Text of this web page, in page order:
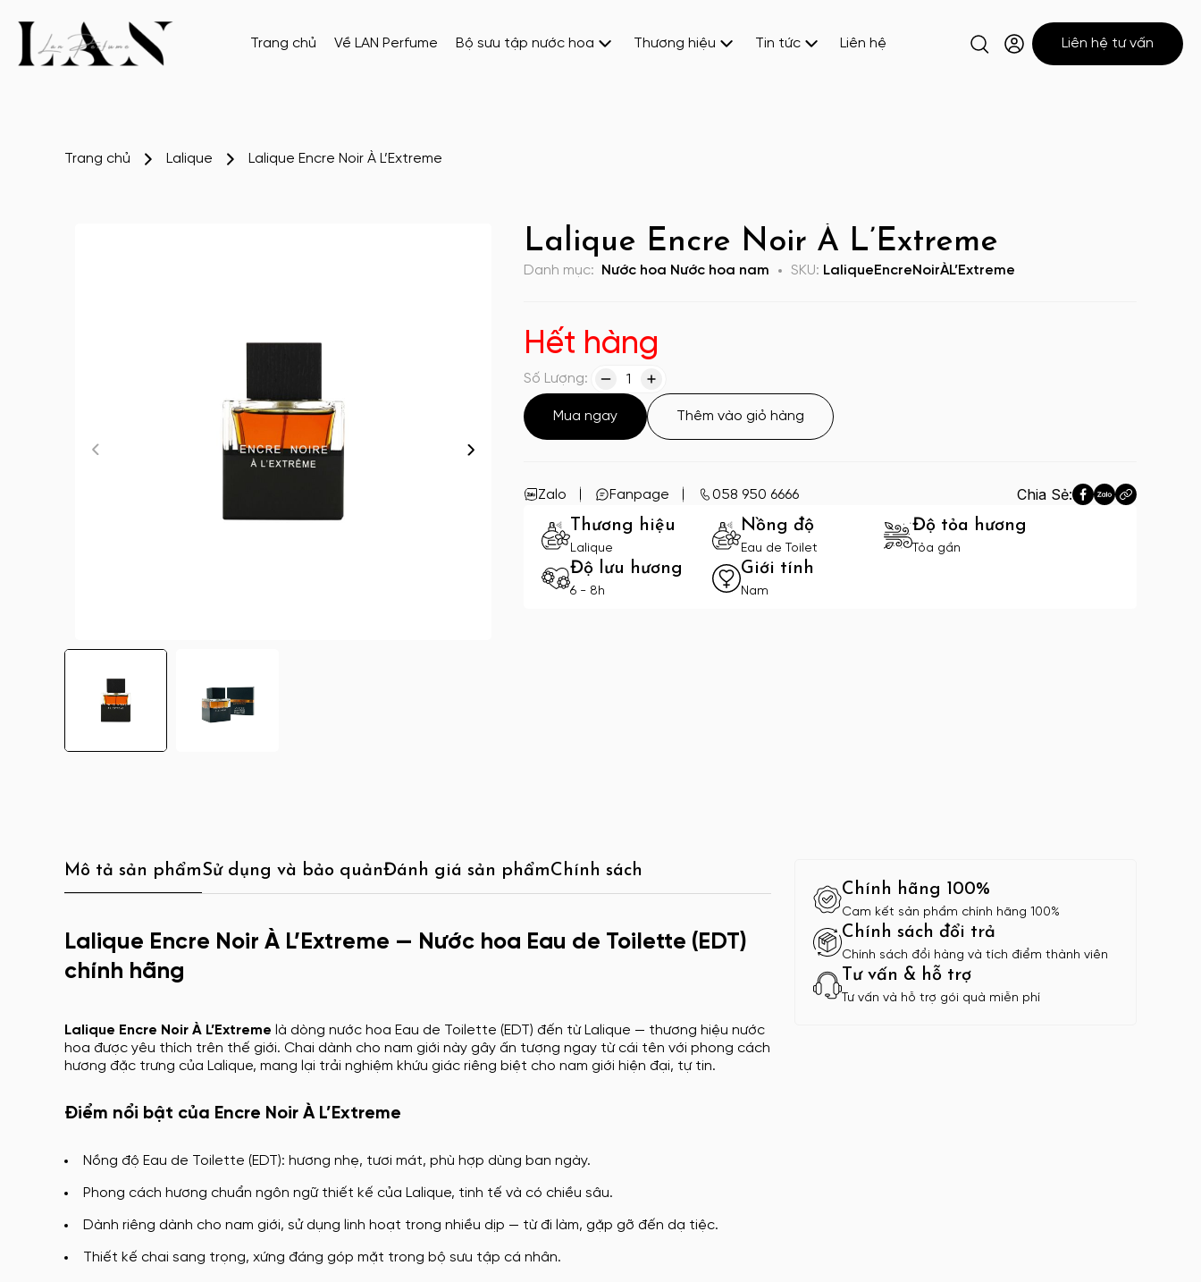
Trang chủ Về LAN Perfume Bộ sưu tập nước hoa Thương hiệu Tin tức Liên hệ Liên hệ tư vấn
Trang chủ Lalique Lalique Encre Noir À L’Extreme
Lalique Encre Noir À L’Extreme
Danh mục: Nước hoa Nước hoa nam SKU: LaliqueEncreNoirÀL’Extreme
Hết hàng
Số Lượng: 1
Mua ngay Thêm vào giỏ hàng
Zalo Fanpage 058 950 6666
Chia Sẻ:
Thương hiệu
Lalique
Nồng độ
Eau de Toilet
Độ tỏa hương
Tỏa gần
Độ lưu hương
6 - 8h
Giới tính
Nam
Mô tả sản phẩmSử dụng và bảo quảnĐánh giá sản phẩmChính sách
Lalique Encre Noir À L’Extreme — Nước hoa Eau de Toilette (EDT)
chính hãng
Lalique Encre Noir À L’Extreme là dòng nước hoa Eau de Toilette (EDT) đến từ Lalique — thương hiệu nước
hoa được yêu thích trên thế giới. Chai dành cho nam giới này gây ấn tượng ngay từ cái tên với phong cách
hương đặc trưng của Lalique, mang lại trải nghiệm khứu giác riêng biệt cho nam giới hiện đại, tự tin.
Điểm nổi bật của Encre Noir À L’Extreme
Nồng độ Eau de Toilette (EDT): hương nhẹ, tươi mát, phù hợp dùng ban ngày.
Phong cách hương chuẩn ngôn ngữ thiết kế của Lalique, tinh tế và có chiều sâu.
Dành riêng dành cho nam giới, sử dụng linh hoạt trong nhiều dịp — từ đi làm, gặp gỡ đến dạ tiệc.
Thiết kế chai sang trọng, xứng đáng góp mặt trong bộ sưu tập cá nhân.
Chính hãng 100%
Cam kết sản phẩm chính hãng 100%
Chính sách đổi trả
Chính sách đổi hàng và tích điểm thành viên
Tư vấn & hỗ trợ
Tư vấn và hỗ trợ gói quà miễn phí